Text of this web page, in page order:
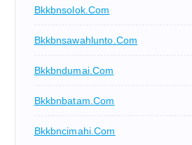
Bkkbnsolok.com
Bkkbnsawahlunto.com
Bkkbndumai.com
Bkkbnbatam.com
Bkkbncimahi.com